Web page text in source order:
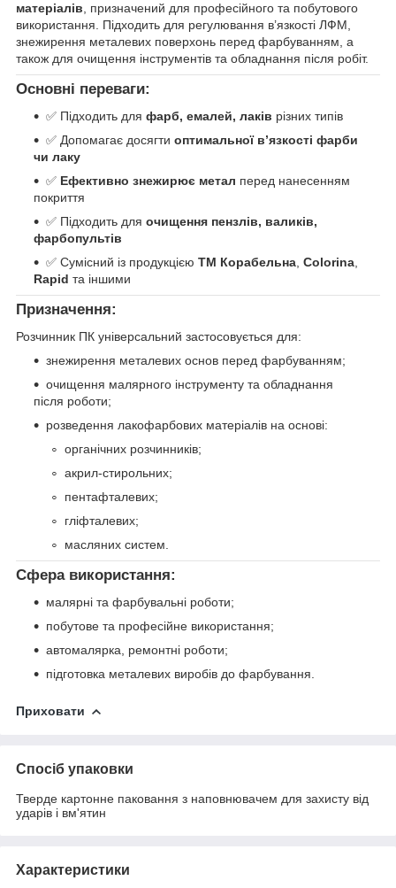
матеріалів, призначений для професійного та побутового
використання. Підходить для регулювання в’язкості ЛФМ,
знежирення металевих поверхонь перед фарбуванням, а
також для очищення інструментів та обладнання після робіт.
Основні переваги:
✅ Підходить для фарб, емалей, лаків різних типів
✅ Допомагає досягти оптимальної в’язкості фарби
чи лаку
✅ Ефективно знежирює метал перед нанесенням
покриття
✅ Підходить для очищення пензлів, валиків,
фарбопультів
✅ Сумісний із продукцією ТМ Корабельна, Colorina,
Rapid та іншими
Призначення:
Розчинник ПК універсальний застосовується для:
знежирення металевих основ перед фарбуванням;
очищення малярного інструменту та обладнання
після роботи;
розведення лакофарбових матеріалів на основі:
органічних розчинників;
акрил-стирольних;
пентафталевих;
гліфталевих;
масляних систем.
Сфера використання:
малярні та фарбувальні роботи;
побутове та професійне використання;
автомалярка, ремонтні роботи;
підготовка металевих виробів до фарбування.
Приховати
Спосіб упаковки
Тверде картонне паковання з наповнювачем для захисту від
ударів і вм'ятин
Характеристики